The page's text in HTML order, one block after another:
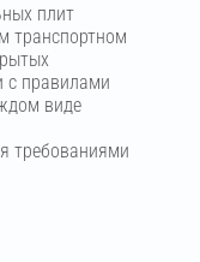
плит
транспортном
с правилами
виде
требованиями